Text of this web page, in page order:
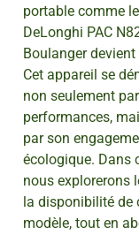
portable comme le
DeLonghi PAC
Boulanger
Cet appareil se
non seulement
performances,
par son
écologique. Dans
nous explorerons
la disponibilité de
modèle, tout en